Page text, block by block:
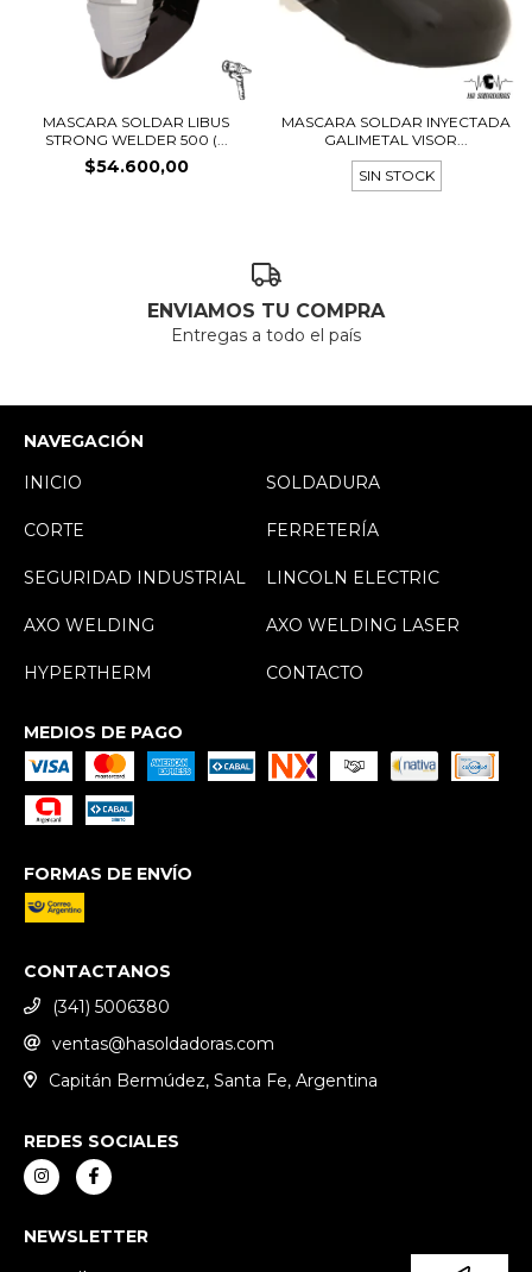
MASCARA SOLDAR LIBUS
STRONG WELDER 500 (...
$54.600,00
MASCARA SOLDAR INYECTADA
GALIMETAL VISOR...
SIN STOCK
ENVIAMOS TU COMPRA
Entregas a todo el país
NAVEGACIÓN
INICIO
SOLDADURA
CORTE FERRETERÍA
SEGURIDAD INDUSTRIAL LINCOLN ELECTRIC
AXO WELDING AXO WELDING LASER
HYPERTHERM CONTACTO
MEDIOS DE PAGO
FORMAS DE ENVÍO
CONTACTANOS
(341) 5006380
ventas@hasoldadoras.com
Capitán Bermúdez, Santa Fe, Argentina
REDES SOCIALES
NEWSLETTER